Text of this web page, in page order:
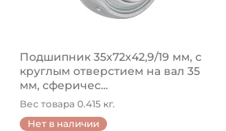
Подшипник 35х72х42,9/19 мм, с
круглым отверстием на вал 35
мм, сферичес...
Вес товара 0.415 кг.
Нет в наличии